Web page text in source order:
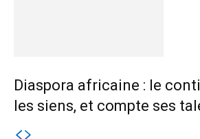
Diaspora africaine : le
les siens, et compte ses